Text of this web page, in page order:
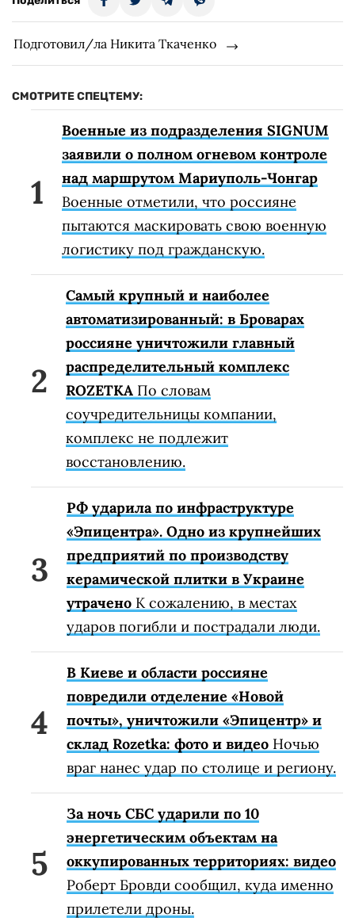
Подготовил/ла Никита Ткаченко
СМОТРИТЕ СПЕЦТЕМУ:
Военные из подразделения SIGNUM
заявили о полном огневом контроле
над маршрутом Мариуполь-Чонгар
Военные отметили, что россияне
пытаются маскировать свою военную
логистику под гражданскую.
Самый крупный и наиболее
автоматизированный: в Броварах
россияне уничтожили главный
распределительный комплекс
ROZETKA По словам
соучредительницы компании,
комплекс не подлежит
восстановлению.
РФ ударила по инфраструктуре
«Эпицентра». Одно из крупнейших
предприятий по производству
керамической плитки в Украине
утрачено К сожалению, в местах
ударов погибли и пострадали люди.
В Киеве и области россияне
повредили отделение «Новой
почты», уничтожили «Эпицентр» и
склад Rozetka: фото и видео Ночью
враг нанес удар по столице и региону.
За ночь СБС ударили по 10
энергетическим объектам на
оккупированных территориях: видео
Роберт Бровди сообщил, куда именно
прилетели дроны.